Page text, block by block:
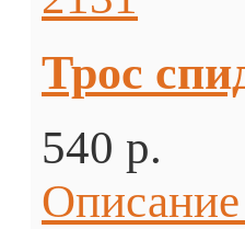
Трос
540 p.
Описание